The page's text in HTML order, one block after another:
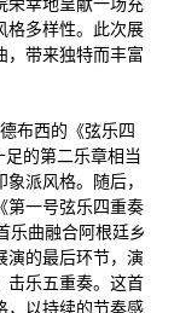
格多样性。此次展
，带来独特而丰富
布西的《弦乐四
的第二乐章相当
派风格。随后，
第一号弦乐四重奏
乐曲融合阿根廷乡
演的最后环节，演
击乐五重奏。这首
，以持续的节奏感